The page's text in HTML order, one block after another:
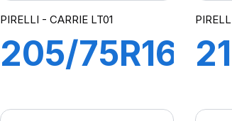
PIRELLI - CARRIE LT01
205/75R16C